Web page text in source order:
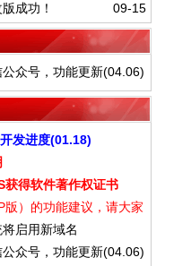
09-15
成功！
众号，功能更新(04.06)
发进度(01.18)
获得软件著作权证书
版）的功能建议，请大家
启用新域名
众号，功能更新(04.06)